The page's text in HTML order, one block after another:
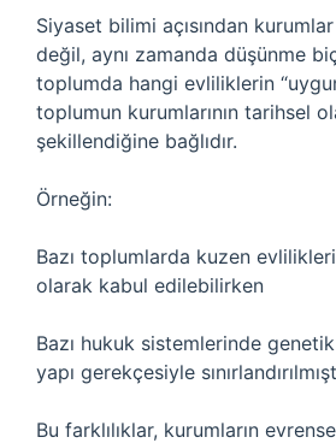
Siyaset bilimi açısından
değil, aynı zamanda düşünme
toplumda hangi evliliklerin
toplumun kurumlarının tarihsel
şekillendiğine bağlıdır.
Örneğin:
Bazı toplumlarda kuzen
olarak kabul edilebilirken
Bazı hukuk sistemlerinde
yapı gerekçesiyle
Bu farklılıklar, kurumların